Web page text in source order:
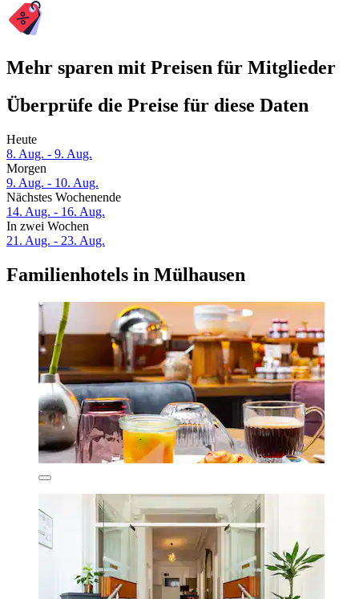
Mehr sparen mit Preisen für Mitglieder
Überprüfe die Preise für diese Daten
Heute
8. Aug. - 9. Aug.
Morgen
9. Aug. - 10. Aug.
Nächstes Wochenende
14. Aug. - 16. Aug.
In zwei Wochen
21. Aug. - 23. Aug.
Familienhotels in Mülhausen